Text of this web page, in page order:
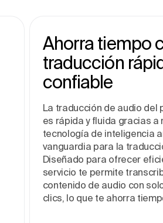
Ahorra tiempo
traducción
confiable
La traducción de audio del
es rápida y fluida gracias a
tecnología de inteligencia
vanguardia para la
Diseñado para ofrecer
servicio te permite
contenido de audio con
clics, lo que te ahorra